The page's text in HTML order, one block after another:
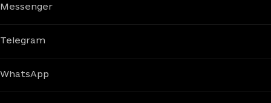
Messenger
Telegram
WhatsApp